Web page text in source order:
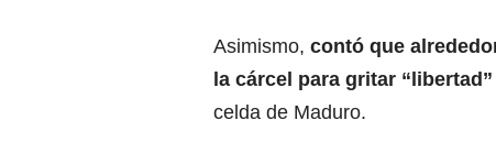
Asimismo, contó que
la cárcel para gritar
celda de Maduro.